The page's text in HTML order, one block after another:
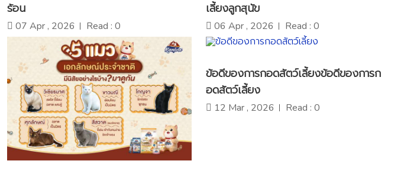
ร้อน
07 Apr , 2026 Read : 0
เลี้ยงลูกสุนัข
06 Apr , 2026 Read : 0
ข้อดีของการกอดสัตว์เลี้ยงข้อดีของการก
อดสัตว์เลี้ยง
12 Mar , 2026 Read : 0